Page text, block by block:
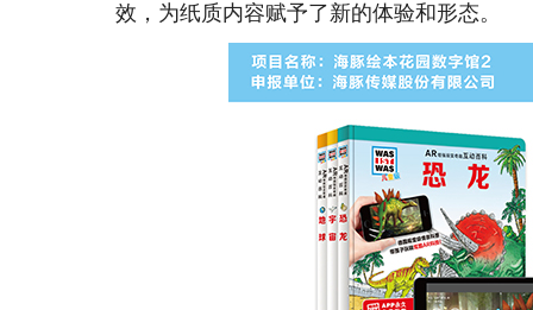
效，为纸质内容赋予了新的体验和形态。